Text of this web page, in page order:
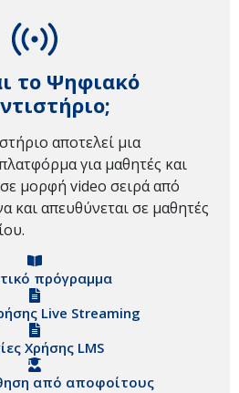
το Ψηφιακό
αποτελεί μια
για μαθητές και
σε μορφή video σειρά από
και απευθύνεται σε μαθητές
πρόγραμμα
Live Streaming
Χρήσης LMS
από αποφοίτους